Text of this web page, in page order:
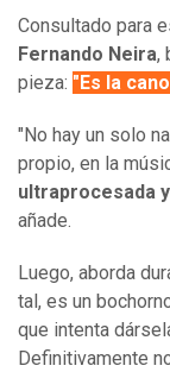
Consultado para
Fernando Neira,
pieza: "Es la
"No hay un solo
propio, en la
ultraprocesada
añade.
Luego, aborda
tal, es un
que intenta
Definitivamente